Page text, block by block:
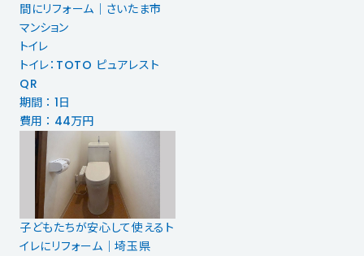
間にリフォーム｜さいたま市
マンション
トイレ
トイレ：TOTO ピュアレスト
QR
期間 ： 1日
費用 ： 44万円
子どもたちが安心して使えるト
イレにリフォーム｜埼玉県